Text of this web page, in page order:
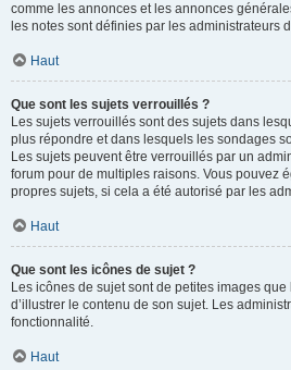
comme les annonces et les annonces
les notes sont définies par les administrateurs
Haut
Que sont les sujets verrouillés ?
Les sujets verrouillés sont des sujets dans
plus répondre et dans lesquels les sondages
Les sujets peuvent être verrouillés par un
forum pour de multiples raisons. Vous pouvez
propres sujets, si cela a été autorisé par les
Haut
Que sont les icônes de sujet ?
Les icônes de sujet sont de petites images que
d’illustrer le contenu de son sujet. Les
fonctionnalité.
Haut